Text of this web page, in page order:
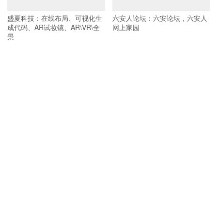
盛夏科技：在线布局、可视化生
成代码、AR试妆镜、AR\VR\全
景
六安人论坛：六安论坛，六安人
网上家园